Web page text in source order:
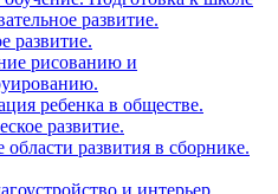
развитие.
развитие.
рисованию и
ребенка в обществе.
развитие.
области развития в сборнике.
и интерьер